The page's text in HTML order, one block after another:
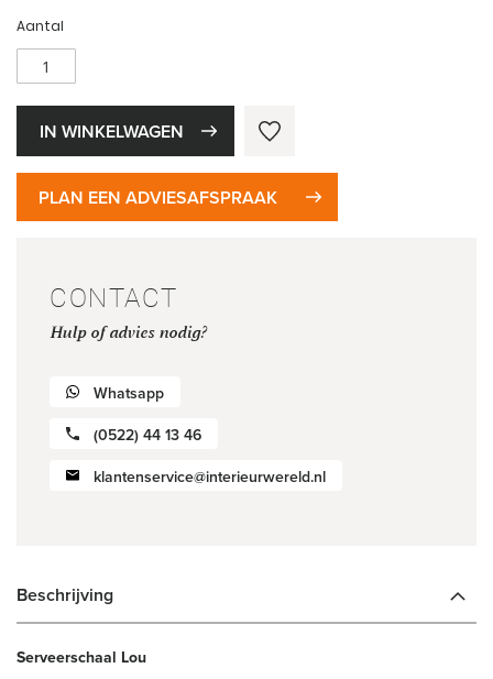
Aantal
IN WINKELWAGEN
PLAN EEN ADVIESAFSPRAAK
CONTACT
Hulp of advies nodig?
Whatsapp
(0522) 44 13 46
klantenservice@interieurwereld.nl
Beschrijving
Serveerschaal Lou